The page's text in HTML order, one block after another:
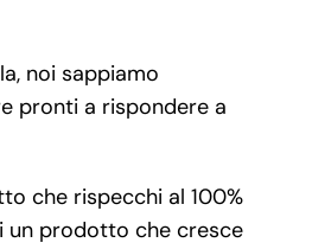
noi sappiamo
pronti a rispondere a
che rispecchi al 100%
un prodotto che cresce